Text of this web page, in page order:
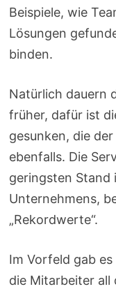
Beispiele, wie
Lösungen
binden.
Natürlich dauern
früher, dafür ist
gesunken, die
ebenfalls. Die
geringsten Stand
Unternehmens,
„Rekordwerte“.
Im Vorfeld gab
die Mitarbeiter all